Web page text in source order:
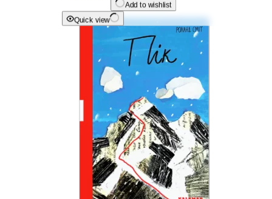
Add to wishlist
Quick view